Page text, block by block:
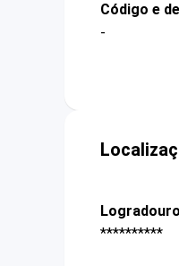
Código e
-
Logradouro
**********